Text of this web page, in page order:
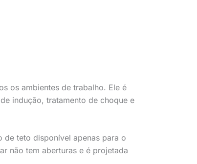
os ambientes de trabalho. Ele é
indução, tratamento de choque e
de teto disponível apenas para o
não tem aberturas e é projetada